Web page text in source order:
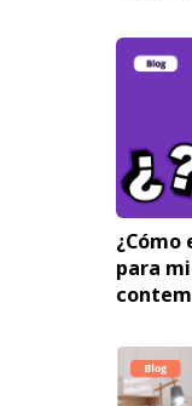
¿Cómo
para